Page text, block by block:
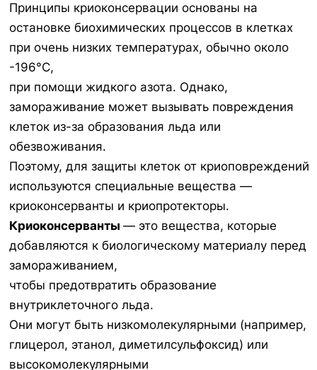
Принципы криоконсервации основаны на
остановке биохимических процессов в клетках
при очень низких температурах, обычно около
-196°C,
при помощи жидкого азота. Однако,
замораживание может вызывать повреждения
клеток из-за образования льда или
обезвоживания.
Поэтому, для защиты клеток от криоповреждений
используются специальные вещества —
криоконсерванты и криопротекторы.
Криоконсерванты — это вещества, которые
добавляются к биологическому материалу перед
замораживанием,
чтобы предотвратить образование
внутриклеточного льда.
Они могут быть низкомолекулярными (например,
глицерол, этанол, диметилсульфоксид) или
высокомолекулярными